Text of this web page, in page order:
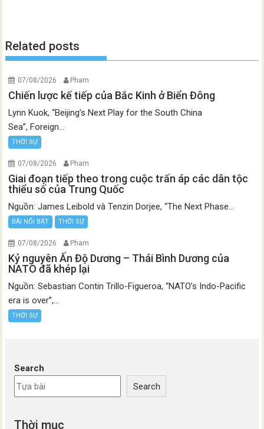
Related posts
07/08/2026 Pham
Chiến lược kế tiếp của Bắc Kinh ở Biển Đông
Lynn Kuok, “Beijing’s Next Play for the South China
Sea”, Foreign...
THỜI SỰ
07/08/2026 Pham
Giai đoạn tiếp theo trong cuộc trấn áp các dân tộc
thiểu số của Trung Quốc
Nguồn: James Leibold và Tenzin Dorjee, “The Next Phase...
BÀI NỔI BẬT THỜI SỰ
07/08/2026 Pham
Kỷ nguyên Ấn Độ Dương – Thái Bình Dương của
NATO đã khép lại
Nguồn: Sebastian Contin Trillo-Figueroa, “NATO’s Indo-Pacific
era is over”,...
THỜI SỰ
Search
Search
Thời mục